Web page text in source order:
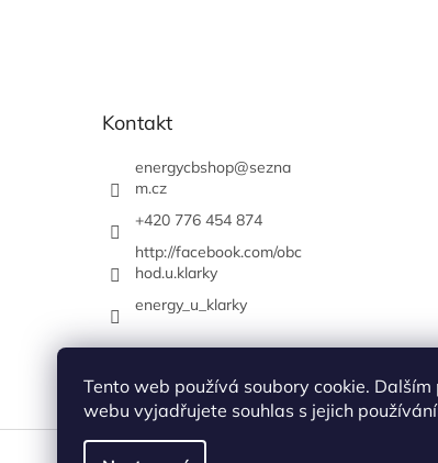
Tento web používá soubory cookie.
webu vyjadřujete souhlas s jejich
Kontakt
energycbshop@sezna
m.cz
+420 776 454 874
http://facebook.com/obc
hod.u.klarky
energy_u_klarky
Obchodní podmínky